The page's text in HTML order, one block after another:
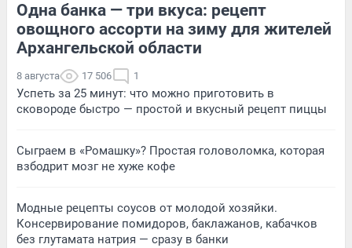
Одна банка — три вкуса: рецепт
овощного ассорти на зиму для жителей
Архангельской области
8 августа 17 506 1
Успеть за 25 минут: что можно приготовить в
сковороде быстро — простой и вкусный рецепт пиццы
Сыграем в «Ромашку»? Простая головоломка, которая
взбодрит мозг не хуже кофе
Модные рецепты соусов от молодой хозяйки.
Консервирование помидоров, баклажанов, кабачков
без глутамата натрия — сразу в банки